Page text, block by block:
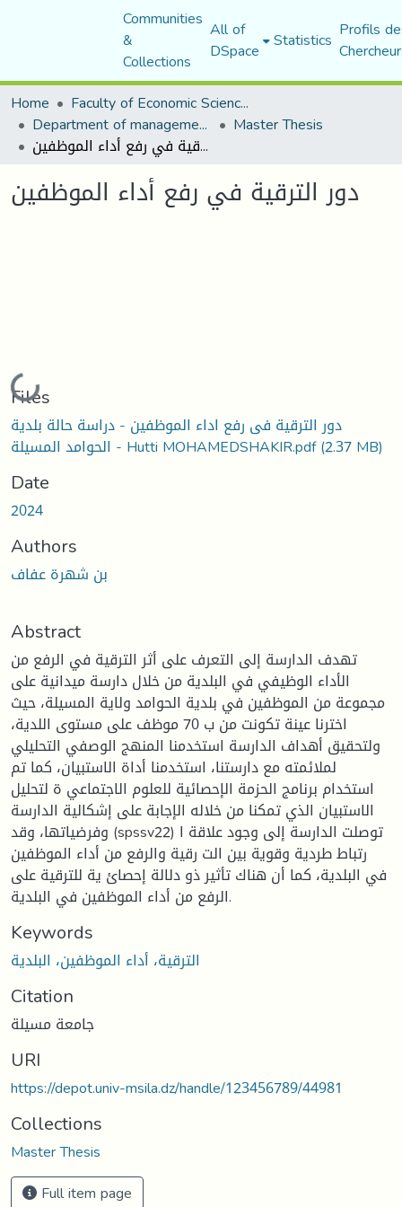
Communities
&
Collections
All of
DSpace Statistics Profils
Home
Faculty of Economic Sciences, Commerce and Management Sciences
Department of management sciences Master Thesis
دور الترقية في رفع أداء الموظفين
دور الترقية في رفع أداء الموظفين
Loading...
Files
دور الترقية فى رفع اداء الموظفين - دراسة حالة بلدية
الحوامد المسيلة - Hutti MOHAMEDSHAKIR.pdf(2.37 MB)
Date
2024
Authors
بن شهرة عفاف
Abstract
تهدف الدارسة إلى التعرف على أثر الترقية في الرفع من
الأداء الوظيفي في البلدية من خلال دارسة ميدانية على
مجموعة من الموظفين في بلدية الحوامد ولاية المسيلة، حيث
اخترنا عينة تكونت من ب 70 موظف على مستوى اللدية،
ولتحقيق أهداف الدارسة استخدمنا المنهج الوصفي التحليلي
لملائمته مع دارستنا، استخدمنا أداة الاستبيان، كما تم
استخدام برنامج الحزمة الإحصائية للعلوم الاجتماعي ة لتحليل
الاستبيان الذي تمكنا من خلاله الإجابة على إشكالية الدارسة
وفرضياتها، وقد (spssv22) توصلت الدارسة إلى وجود علاقة ا
رتباط طردية وقوية بين الت رقية والرفع من أداء الموظفين
في البلدية، كما أن هناك تأثير ذو دلالة إحصائ ية للترقية على
الرفع من أداء الموظفين في البلدية.
Keywords
الترقية، أداء الموظفين، البلدية
Citation
جامعة مسيلة
URI
https://depot.univ-msila.dz/handle/123456789/44981
Collections
Master Thesis
Full item page